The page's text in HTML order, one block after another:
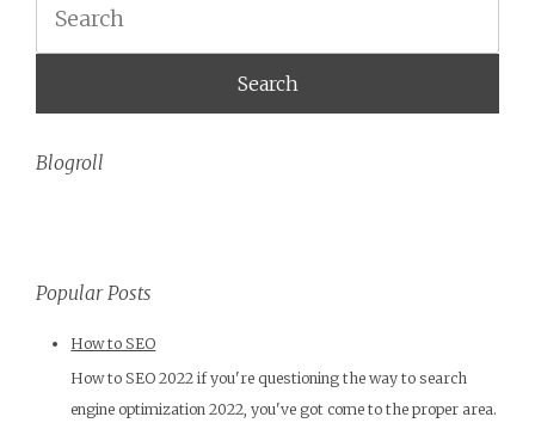
Blogroll
Popular Posts
How to SEO
How to SEO 2022 if you're questioning the way to search
engine optimization 2022, you've got come to the proper area.